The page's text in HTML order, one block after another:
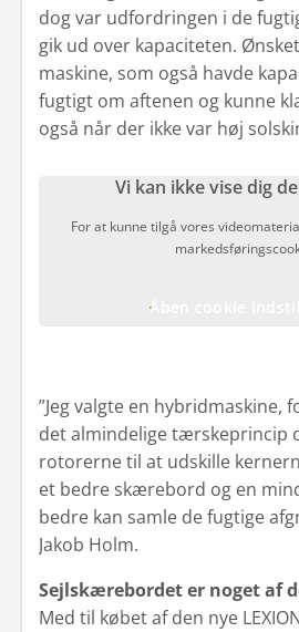
dog var udfordringen i de
gik ud over kapaciteten.
maskine, som også havde
fugtigt om aftenen og kunne
også når der ikke var høj
Vi kan ikke vise dig
For at kunne tilgå vores
Åben cookie
”Jeg valgte en hybridmaskine,
det almindelige tærskeprincip
rotorerne til at udskille
et bedre skærebord og en
bedre kan samle de fugtige
Jakob Holm.
Sejlskærebordet er noget af
Med til købet af den nye